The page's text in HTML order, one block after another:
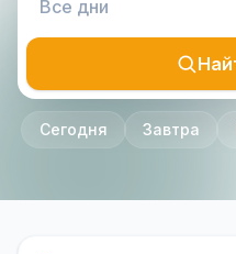
Сегодня Завтра